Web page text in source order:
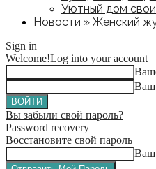
Уютный дом
Новости » Женский
Sign in
Welcome!Log into your account
Ваш
Вы забыли свой пароль?
Password recovery
Восстановите свой пароль
Ваш